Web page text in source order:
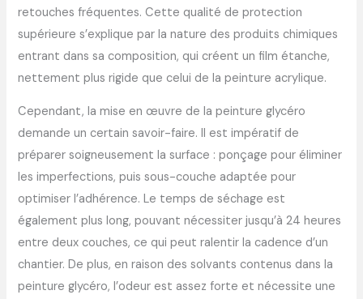
retouches fréquentes. Cette qualité de protection
supérieure s’explique par la nature des produits chimiques
entrant dans sa composition, qui créent un film étanche,
nettement plus rigide que celui de la peinture acrylique.
Cependant, la mise en œuvre de la peinture glycéro
demande un certain savoir-faire. Il est impératif de
préparer soigneusement la surface : ponçage pour éliminer
les imperfections, puis sous-couche adaptée pour
optimiser l’adhérence. Le temps de séchage est
également plus long, pouvant nécessiter jusqu’à 24 heures
entre deux couches, ce qui peut ralentir la cadence d’un
chantier. De plus, en raison des solvants contenus dans la
peinture glycéro, l’odeur est assez forte et nécessite une